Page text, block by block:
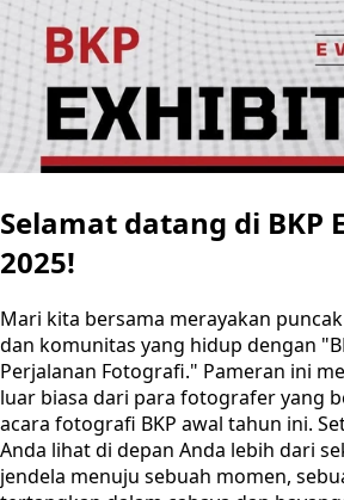
Selamat datang di BKP
2025!
Mari kita bersama merayakan
dan komunitas yang hidup dengan
Perjalanan Fotografi." Pameran ini
luar biasa dari para fotografer yang
acara fotografi BKP awal tahun ini.
Anda lihat di depan Anda lebih dari
jendela menuju sebuah momen,